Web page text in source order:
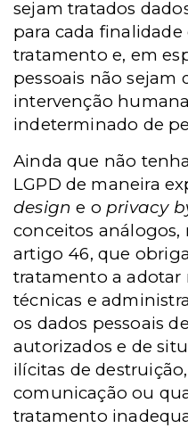
sejam tratados
para cada finalidade
tratamento e, em
pessoais não sejam
intervenção
indeterminado de
Ainda que não
LGPD de maneira
designe o privacy
conceitos
artigo 46, que
tratamento a adotar
técnicas e
os dados pessoais
autorizados e de
ilícitas de
comunicação ou
tratamento